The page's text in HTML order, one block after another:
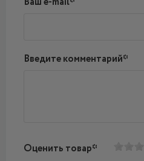
Введите комментарий*
Оценить товар*